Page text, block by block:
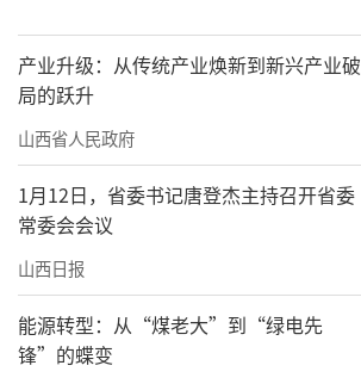
产业升级：从传统产业焕新到新兴产业破
局的跃升
山西省人民政府
1月12日，省委书记唐登杰主持召开省委
常委会会议
山西日报
能源转型：从“煤老大”到“绿电先
锋”的蝶变